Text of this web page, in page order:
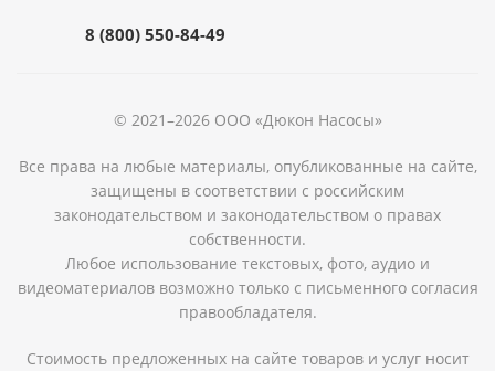
8 (800) 550-84-49
© 2021–2026 ООО «Дюкон Насосы»
Все права на любые материалы, опубликованные на сайте,
защищены в соответствии с российским
законодательством и законодательством о правах
собственности.
Любое использование текстовых, фото, аудио и
видеоматериалов возможно только с письменного согласия
правообладателя.
Стоимость предложенных на сайте товаров и услуг носит